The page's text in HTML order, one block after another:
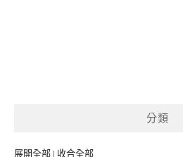
分類
展開全部 | 收合全部